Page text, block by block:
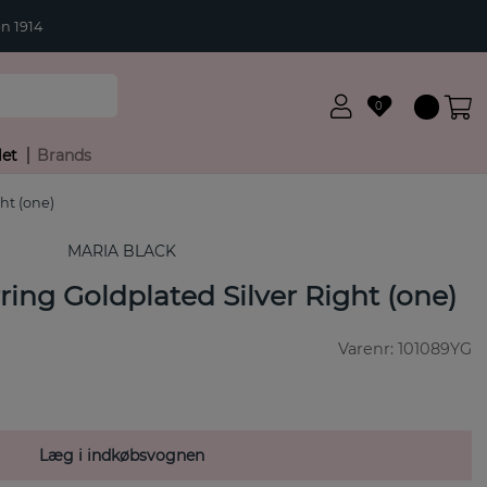
1914
0
Brands
(one)
MARIA BLACK
Goldplated Silver Right (one)
Varenr: 101089YG
Læg i indkøbsvognen